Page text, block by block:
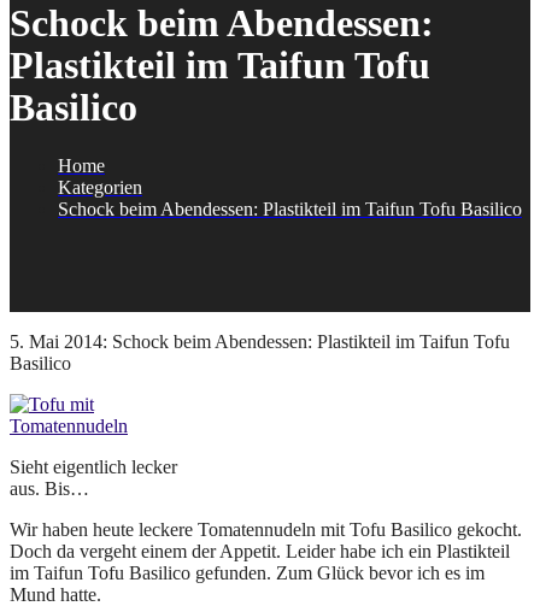
Schock beim Abendessen:
Plastikteil im Taifun Tofu
Basilico
Home
Kategorien
Schock beim Abendessen: Plastikteil im Taifun Tofu Basilico
5. Mai 2014: Schock beim Abendessen: Plastikteil im Taifun Tofu
Basilico
Sieht eigentlich lecker
aus. Bis…
Wir haben heute leckere Tomatennudeln mit Tofu Basilico gekocht.
Doch da vergeht einem der Appetit. Leider habe ich ein Plastikteil
im Taifun Tofu Basilico gefunden. Zum Glück bevor ich es im
Mund hatte.